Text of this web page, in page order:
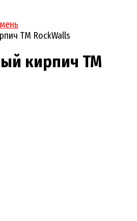
ТМ RockWalls
кирпич ТМ